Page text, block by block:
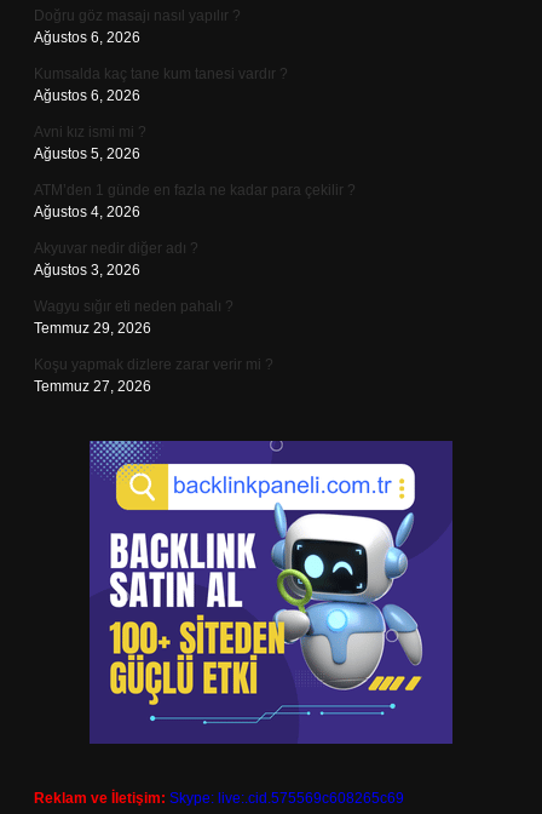
Doğru göz masajı nasıl yapılır ?
Ağustos 6, 2026
Kumsalda kaç tane kum tanesi vardır ?
Ağustos 6, 2026
Avni kız ismi mi ?
Ağustos 5, 2026
ATM’den 1 günde en fazla ne kadar para çekilir ?
Ağustos 4, 2026
Akyuvar nedir diğer adı ?
Ağustos 3, 2026
Wagyu sığır eti neden pahalı ?
Temmuz 29, 2026
Koşu yapmak dizlere zarar verir mi ?
Temmuz 27, 2026
Reklam ve İletişim: Skype: live:.cid.575569c608265c69